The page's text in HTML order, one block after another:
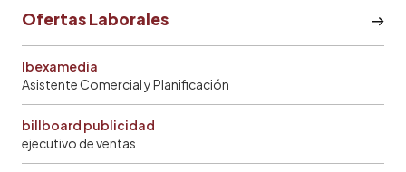
Ofertas Laborales
Ibexamedia
Asistente Comercial y Planificación
billboard publicidad
ejecutivo de ventas